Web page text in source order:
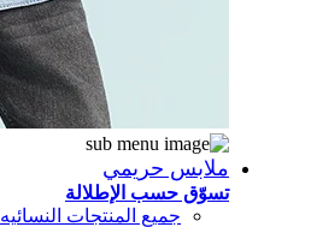
ملابس حريمي
تسوّق حسب الإطلالة
جميع المنتجات النسائيه